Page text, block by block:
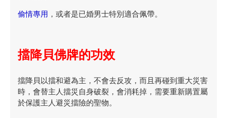
偷情專用 ，或者是已婚男士特別適合佩帶。
擋降貝佛牌的功效
擋降貝以擋和避為主，不會去反攻，而且再碰到重大災害
時，會替主人擋災自身破裂，會消耗掉，需要重新購置屬
於保護主人避災擋險的聖物。